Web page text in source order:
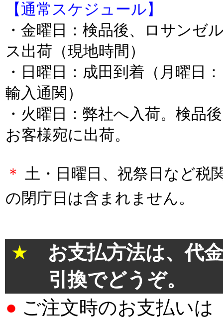
【通常スケジュール】
・金曜日：検品後、ロサンゼ
ス出荷（現地時間）
・日曜日：成田到着（月曜日：
輸入通関）
・火曜日：弊社へ入荷。検品後
お客様宛に出荷。
＊ 土・日曜日、祝祭日など税
の閉庁日は含まれません。
★
お支払方法は、代金
引換でどうぞ。
● ご注文時のお支払いは